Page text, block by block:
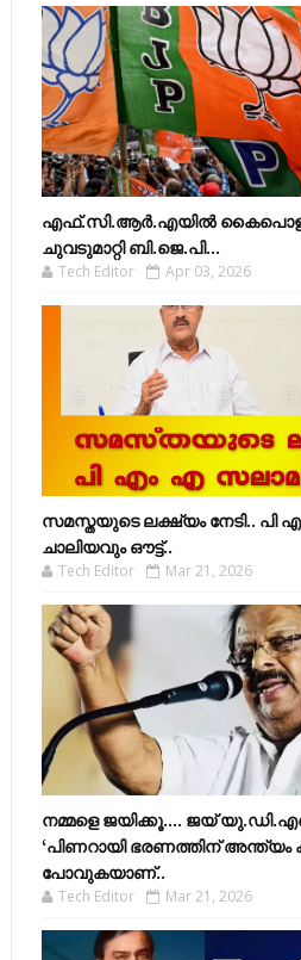
എഫ്​.സി.ആർ.എയിൽ
ചുവടുമാറ്റി ബി.ജെ.പി...
Tech Editor Apr 03, 2026
സമസ്തയുടെ ലക്ഷ്യം നേടി.. പി
ചാലിയവും ഔട്ട്..
Tech Editor Mar 21, 2026
നമ്മളെ ജയിക്കൂ.... ജയ്
‘പിണറായി ഭരണത്തിന് അന്ത്യം
പോവുകയാണ്..
Tech Editor Mar 21, 2026